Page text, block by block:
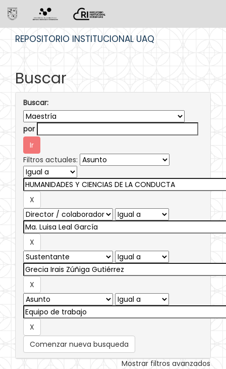
REPOSITORIO INSTITUCIONAL UAQ
Buscar
Buscar:
por
Filtros actuales:
Comenzar nueva busqueda
Mostrar filtros avanzados